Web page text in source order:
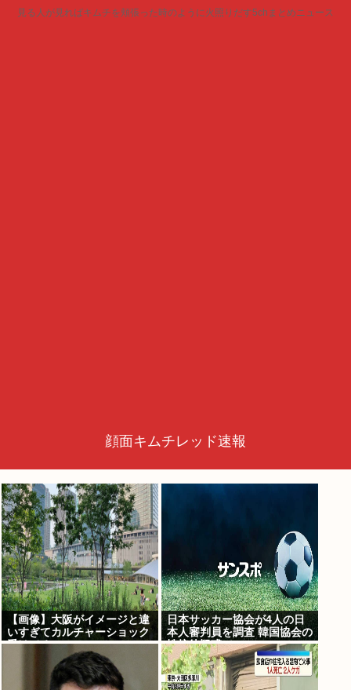
見る人が見ればキムチを頬張った時のように火照りだす5chまとめニュース
顔面キムチレッド速報
【画像】大阪がイメージと違
いすぎてカルチャーショック
受けてる
日本サッカー協会が4人の日
本人審判員を調査 韓国協会の
性接待疑惑で